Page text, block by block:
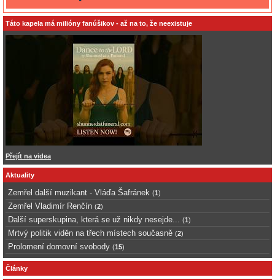
Táto kapela má milióny fanúšikov - až na to, že neexistuje
Přejít na videa
Aktuality
Zemřel další muzikant - Vláďa Šafránek (1)
Zemřel Vladimír Renčín (2)
Další superskupina, která se už nikdy nesejde... (1)
Mrtvý politik viděn na třech místech současně (2)
Prolomení domovní svobody (15)
Články